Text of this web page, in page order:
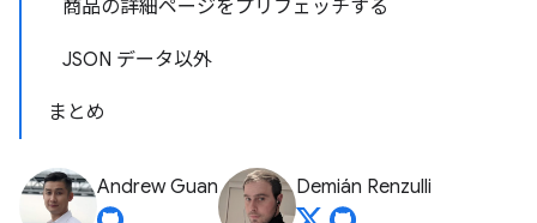
商品の詳細ページをプリフェッチする
JSON データ以外
まとめ
Andrew Guan Demián Renzulli